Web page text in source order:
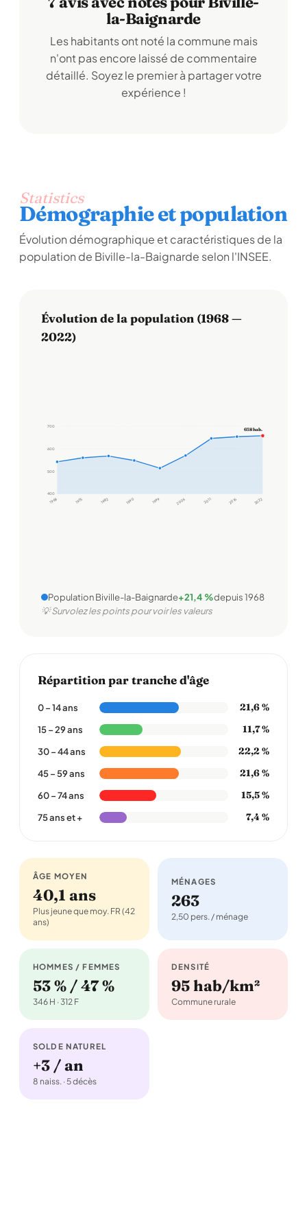
la-Baignarde
Les habitants ont noté la commune mais
n'ont pas encore laissé de commentaire
détaillé. Soyez le premier à partager votre
expérience !
Statistics
Démographie et population
Évolution démographique et caractéristiques de la
population de Biville-la-Baignarde selon l'INSEE.
Évolution de la population (1968 —
2022)
400
500
600
700
1968 1975 1982 1990 1999 2006 2011 2016 2022
658 hab.
Population Biville-la-Baignarde+21,4 %depuis 1968
💡 Survolez les points pour voir les valeurs
Répartition par tranche d'âge
0 – 14 ans 21,6 %
15 – 29 ans 11,7 %
30 – 44 ans 22,2 %
45 – 59 ans 21,6 %
60 – 74 ans 15,5 %
75 ans et + 7,4 %
ÂGE MOYEN
40,1 ans
Plus jeune que moy. FR (42
ans)
MÉNAGES
263
2,50 pers. / ménage
HOMMES / FEMMES
53 % / 47 %
346 H · 312 F
DENSITÉ
95 hab/km²
Commune rurale
SOLDE NATUREL
+3 / an
8 naiss. · 5 décès